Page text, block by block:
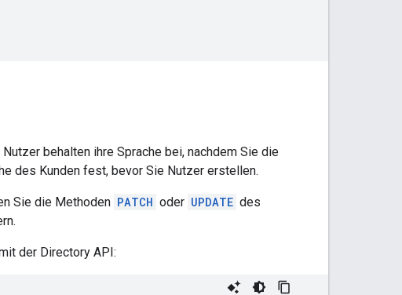
behalten ihre Sprache bei, nachdem Sie die
des Kunden fest, bevor Sie Nutzer erstellen.
Sie die Methoden PATCH oder UPDATE des
der Directory API: